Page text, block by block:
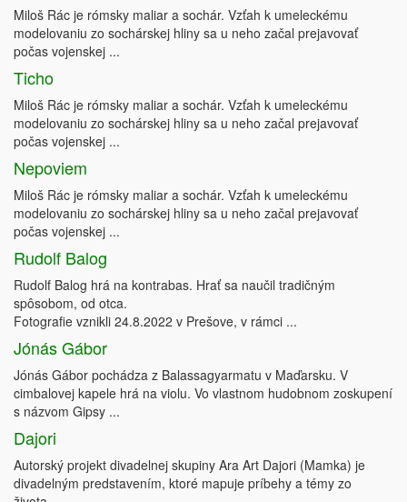
Miloš Rác je rómsky maliar a sochár. Vzťah k umeleckému
modelovaniu zo sochárskej hliny sa u neho začal prejavovať
počas vojenskej ...
Ticho
Miloš Rác je rómsky maliar a sochár. Vzťah k umeleckému
modelovaniu zo sochárskej hliny sa u neho začal prejavovať
počas vojenskej ...
Nepoviem
Miloš Rác je rómsky maliar a sochár. Vzťah k umeleckému
modelovaniu zo sochárskej hliny sa u neho začal prejavovať
počas vojenskej ...
Rudolf Balog
Rudolf Balog hrá na kontrabas. Hrať sa naučil tradičným
spôsobom, od otca.
Fotografie vznikli 24.8.2022 v Prešove, v rámci ...
Jónás Gábor
Jónás Gábor pochádza z Balassagyarmatu v Maďarsku. V
cimbalovej kapele hrá na violu. Vo vlastnom hudobnom zoskupení
s názvom Gipsy ...
Dajori
Autorský projekt divadelnej skupiny Ara Art Dajori (Mamka) je
divadelným predstavením, ktoré mapuje príbehy a témy zo